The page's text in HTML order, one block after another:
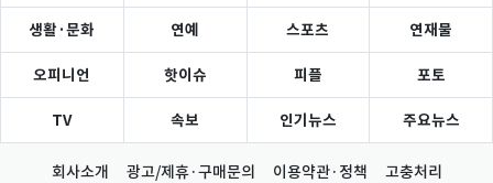
생활·문화 연예 스포츠 연재물
오피니언 핫이슈 피플 포토
TV 속보 인기뉴스 주요뉴스
회사소개 광고/제휴·구매문의 이용약관·정책 고충처리